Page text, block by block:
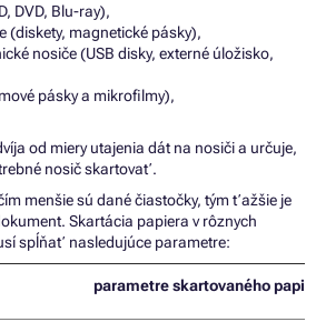
DVD, Blu-ray),
(diskety, magnetické pásky),
nosiče (USB disky, externé úložisko,
páskya mikrofilmy),
od miery utajenia dát na nosičia určuje,
nosič skartovať.
menšie sú dané čiastočky, tým ťažšie je
Skartácia papiera vrôznych
spĺňať nasledujúce parametre:
parametre skartovaného